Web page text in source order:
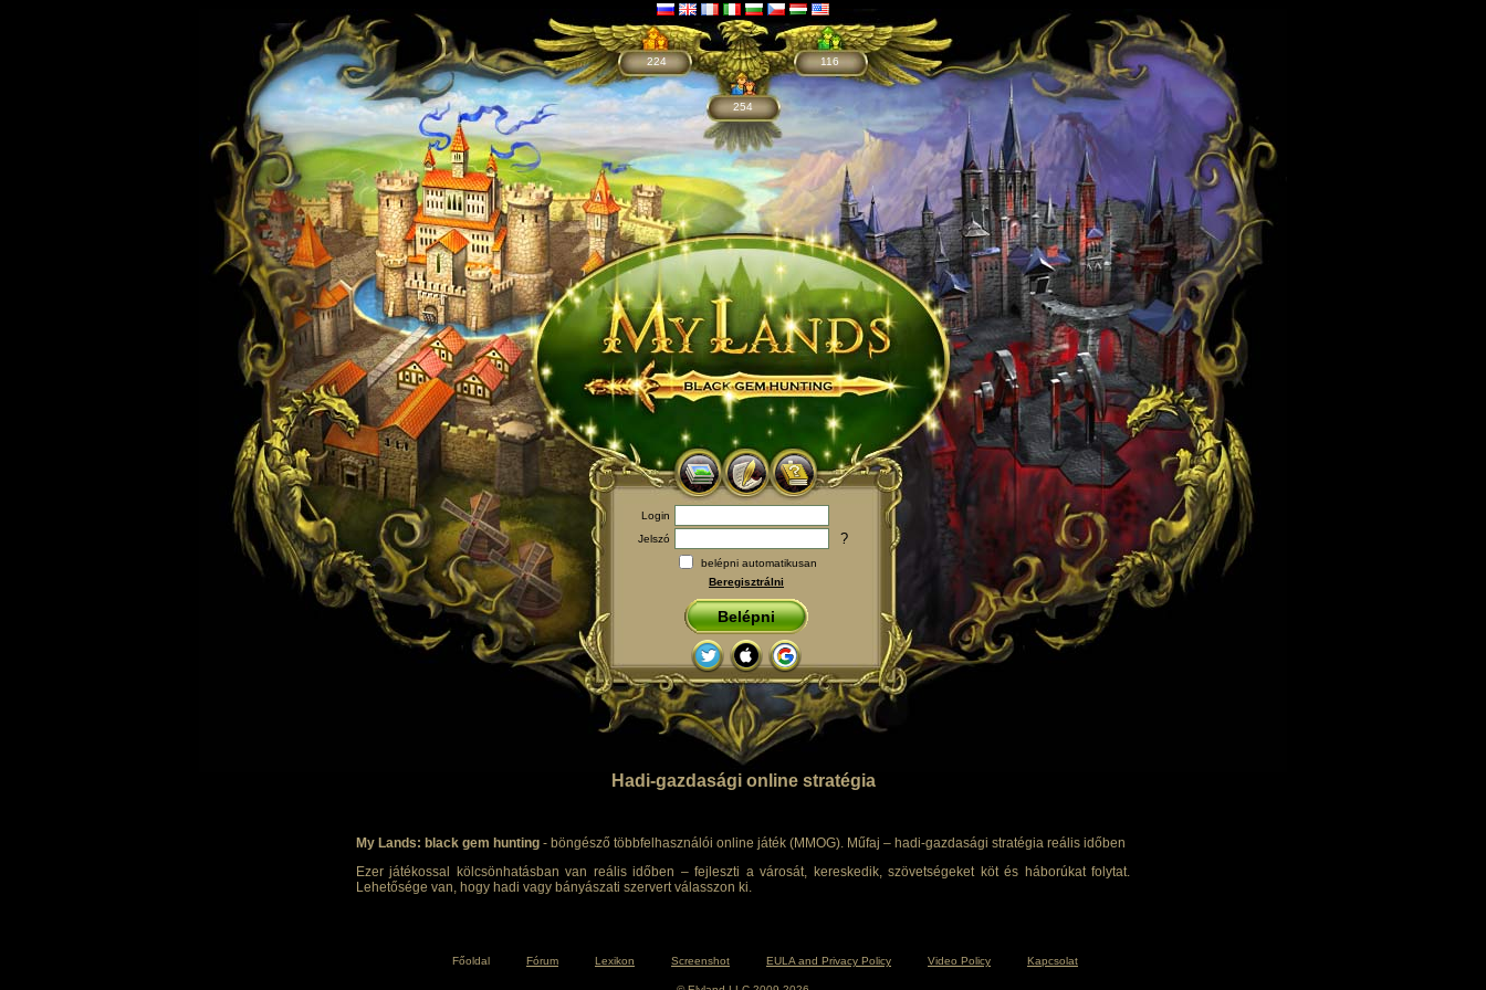
224
254
116
Login
Jelszó
?
belépni automatikusan
Beregisztrálni
Belépni
Hadi-gazdasági online stratégia
My Lands: black gem hunting - böngésző többfelhasználói online játék (MMOG). Műfaj – hadi-gazdasági stratégia reális időben
Ezer játékossal kölcsönhatásban van reális időben – fejleszti a városát, kereskedik, szövetségeket köt és háborúkat folytat.
Lehetősége van, hogy hadi vagy bányászati szervert válasszon ki.
Főoldal Fórum Lexikon Screenshot EULA and Privacy Policy Video Policy Kapcsolat